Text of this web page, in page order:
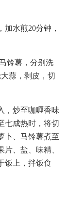
水煎20分钟，
铃薯，分别洗
蒜，剥皮，切
，炒至咖喱香味
七成热时，将切
卜、马铃薯煮至
、盐、味精、
饭上，拌饭食